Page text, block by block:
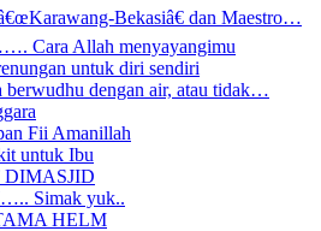
Bekasiâ€ dan Maestro…
Cara Allah menyayangimu
untuk diri sendiri
berwudhu dengan air, atau tidak…
Fii Amanillah
untuk Ibu
Simak yuk..
HELM